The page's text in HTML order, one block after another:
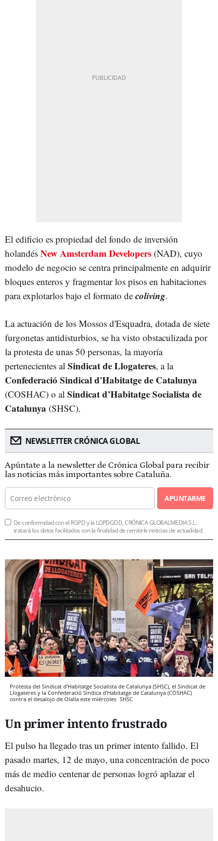
El edificio es propiedad del fondo de inversión
holandés New Amsterdam Developers (NAD), cuyo
modelo de negocio se centra principalmente en adquirir
bloques enteros y fragmentar los pisos en habitaciones
para explotarlos bajo el formato de coliving.
La actuación de los Mossos d'Esquadra, dotada de siete
furgonetas antidisturbios, se ha visto obstaculizada por
la protesta de unas 50 personas, la mayoría
pertenecientes al Sindicat de Llogateres, a la
Confederació Sindical d'Habitatge de Catalunya
(COSHAC) o al Sindicat d’Habitatge Socialista de
Catalunya (SHSC).
NEWSLETTER CRÓNICA GLOBAL
Apúntate a la newsletter de Crónica Global para recibir
las noticias más importantes sobre Cataluña.
APUNTARME
De conformidad con el RGPD y la LOPDGDD, CRÓNICA GLOBALMEDIA S.L.
tratará los datos facilitados con la finalidad de remitirle noticias de actualidad.
Protesta del Sindicat d’Habitatge Socialista de Catalunya (SHSC), el Sindicat de
Llogateres y la Confederació Sindica d’Habitatge de Catalunya (COSHAC)
contra el desalojo de Olalla este miércoles SHSC
Un primer intento frustrado
El pulso ha llegado tras un primer intento fallido. El
pasado martes, 12 de mayo, una concentración de poco
más de medio centenar de personas logró aplazar el
desahucio.